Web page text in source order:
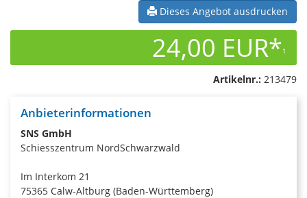
Dieses Angebot ausdrucken
24,00 EUR*1
Artikelnr.: 213479
Anbieterinformationen
SNS GmbH
Schiesszentrum NordSchwarzwald
Im Interkom 21
75365 Calw-Altburg (Baden-Württemberg)